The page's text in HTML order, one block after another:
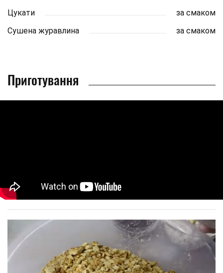
Цукати
за смаком
Сушена журавлина
за смаком
Приготування